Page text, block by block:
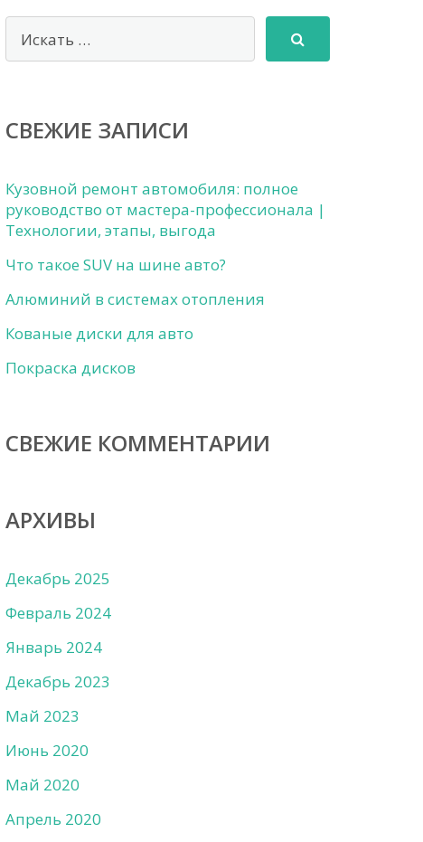
СВЕЖИЕ ЗАПИСИ
Кузовной ремонт автомобиля: полное
руководство от мастера-профессионала |
Технологии, этапы, выгода
Что такое SUV на шине авто?
Алюминий в системах отопления
Кованые диски для авто
Покраска дисков
СВЕЖИЕ КОММЕНТАРИИ
АРХИВЫ
Декабрь 2025
Февраль 2024
Январь 2024
Декабрь 2023
Май 2023
Июнь 2020
Май 2020
Апрель 2020